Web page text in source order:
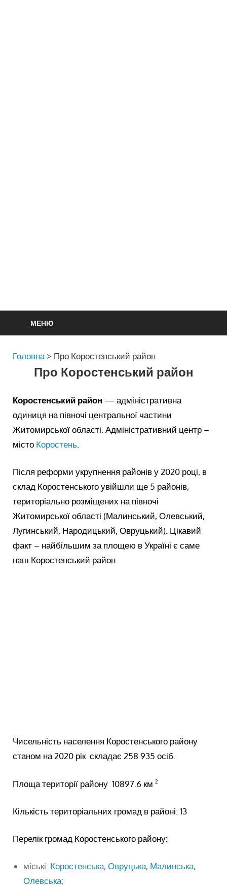
МЕНЮ
Головна > Про Коростенський район
Про Коростенський район
Коростенський район — адміністративна
одиниця на півночі центральної частини
Житомирської області. Адміністративний центр –
місто Коростень
Після реформи укрупнення районів у 2020 році, в
склад Коростенського увійшли ще 5 районів,
територіально розміщених на півночі
Житомирської області (Малинський, Олевський,
Лугинський, Народицький, Овруцький). Цікавий
факт – найбільшим за площею в Україні є саме
наш Коростенський район.
Чисельність населення Коростенського району
станом на 2020 рік складає 258 935 осіб.
Площа території району 10897.6 км2
Кількість територіальних громад в районі: 13
Перелік громад Коростенського району:
міські: Коростенська,Овруцька, Малинська,
Олевська;